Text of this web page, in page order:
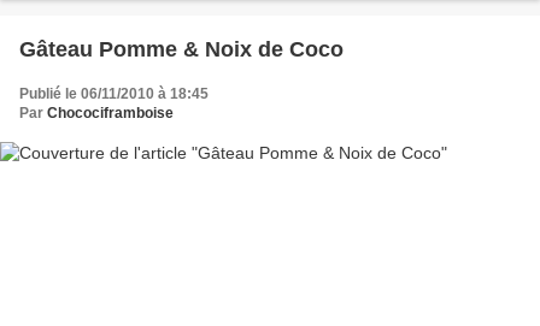
Gâteau Pomme & Noix de Coco
Publié le 06/11/2010 à 18:45
Par Chocociframboise